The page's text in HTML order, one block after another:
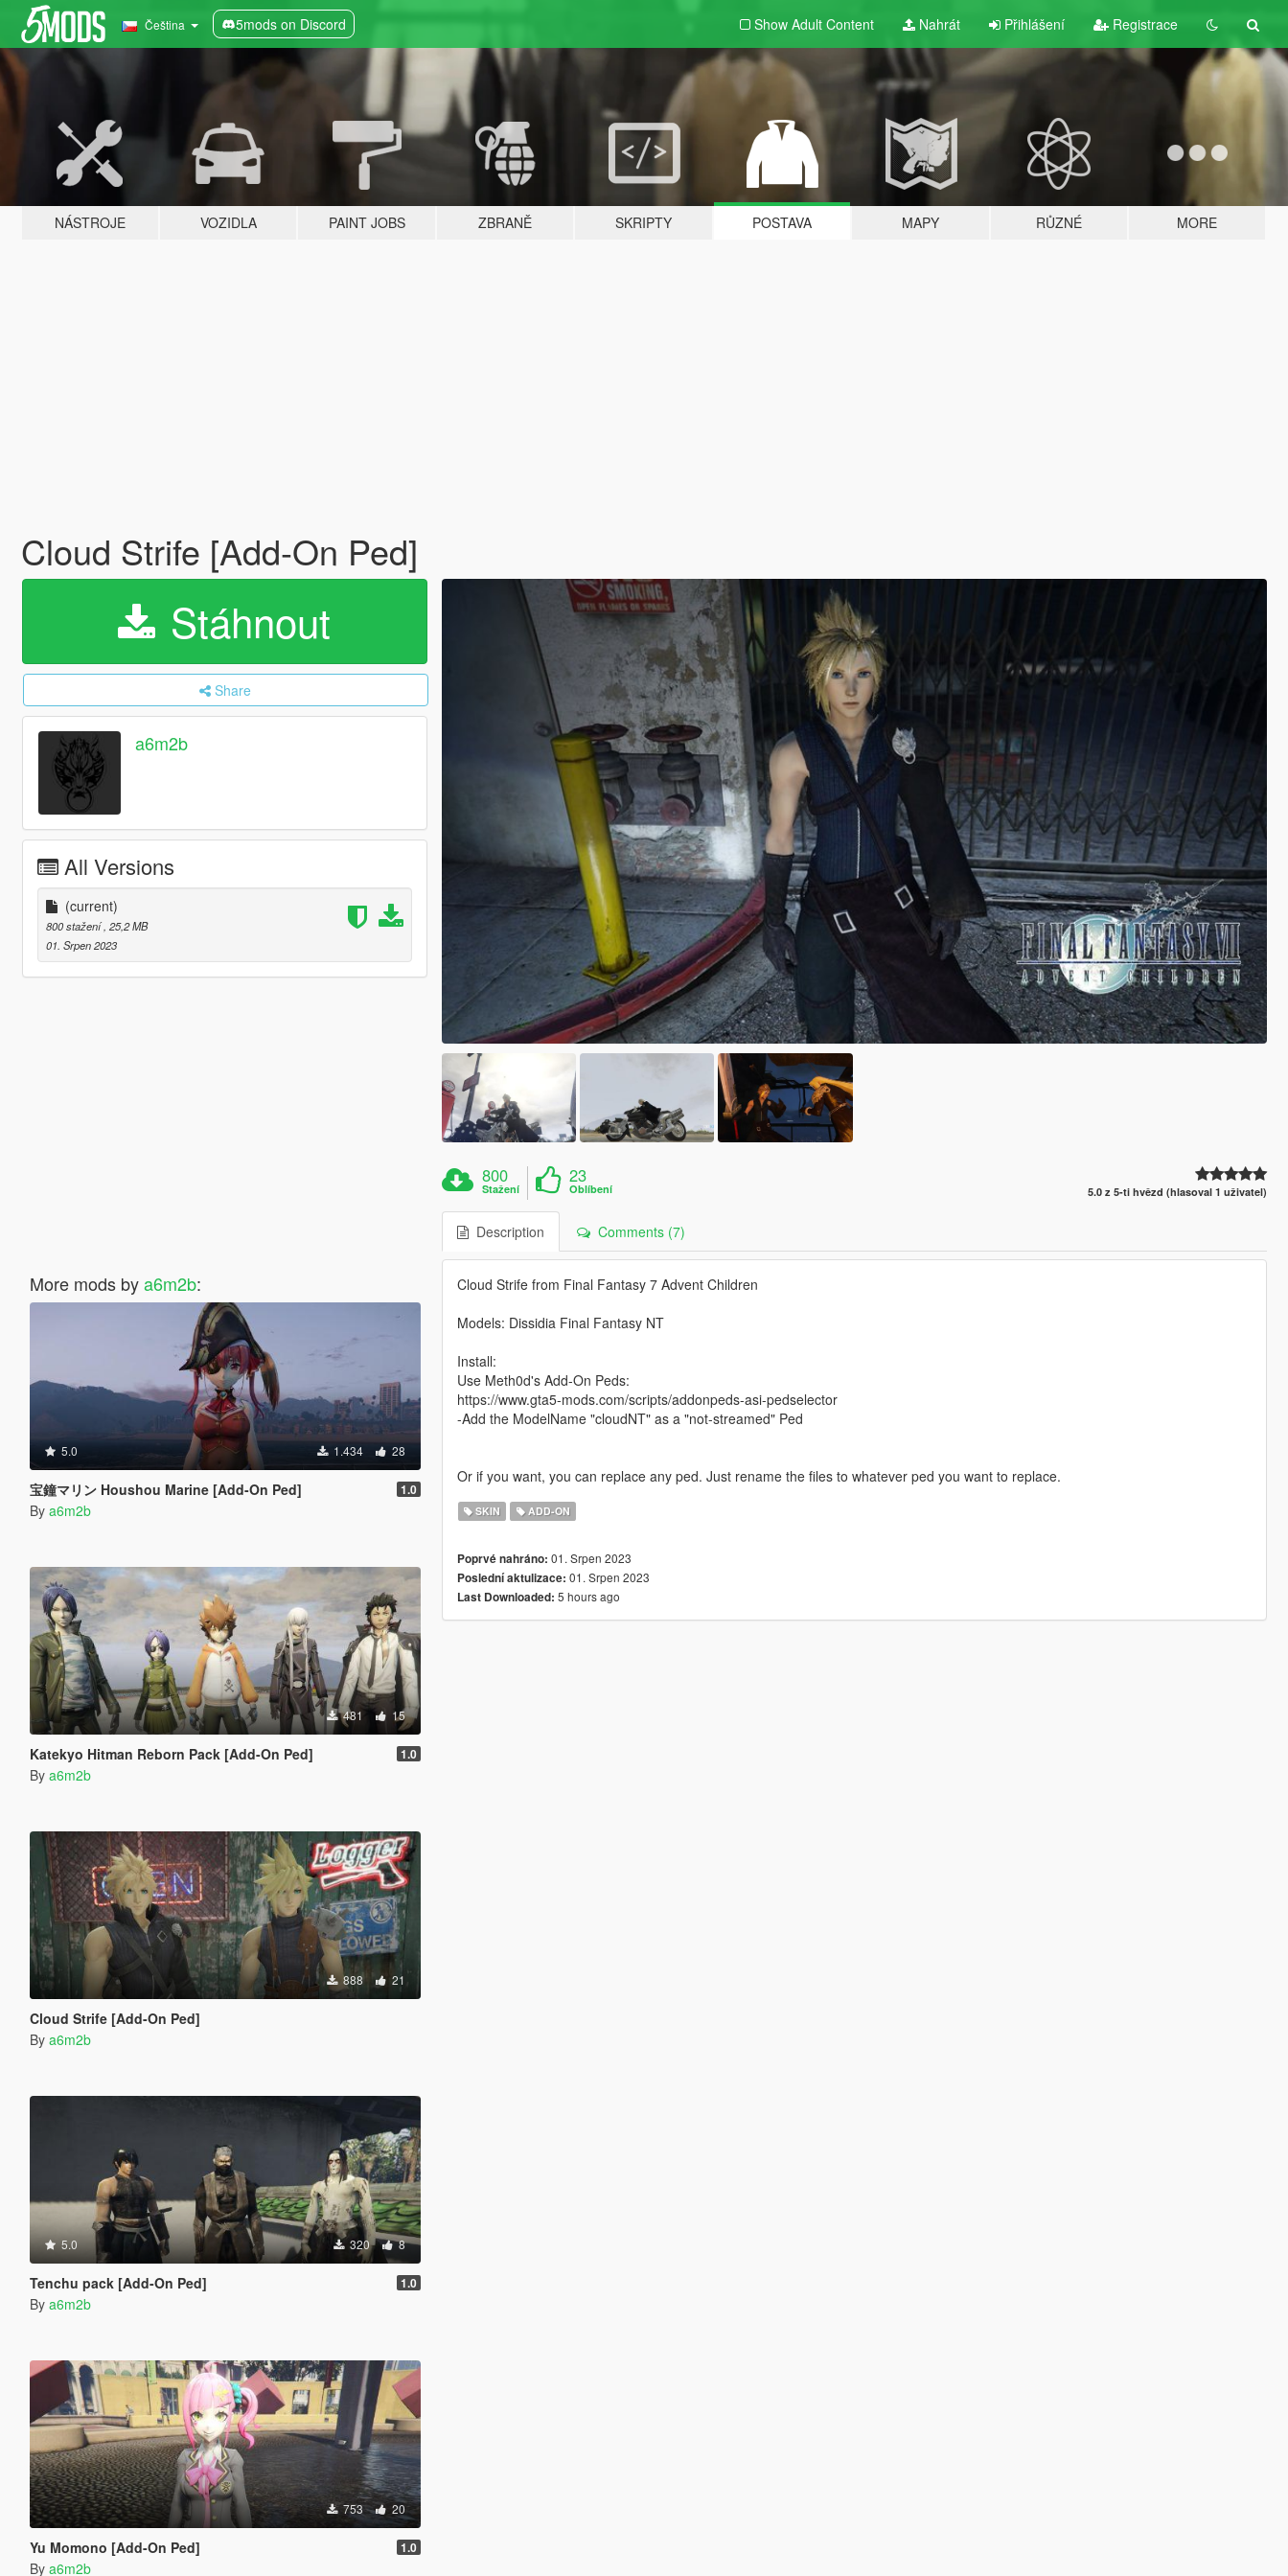
Čeština 5mods on Discord Show Adult Content Nahrát Přihlášení Registrace
NÁSTROJE VOZIDLA PAINT JOBS ZBRANĚ SKRIPTY POSTAVA MAPY RŮZNÉ MORE
Cloud Strife [Add-On Ped]
Stáhnout
Share
a6m2b
All Versions
(current)
800 stažení , 25,2 MB
01. Srpen 2023
More mods bya6m2b:
5.0 1.434 28
宝鐘マリン Houshou Marine [Add-On Ped] 1.0
By a6m2b
481 15
Katekyo Hitman Reborn Pack [Add-On Ped] 1.0
By a6m2b
888 21
Cloud Strife [Add-On Ped]
By a6m2b
5.0 320 8
Tenchu pack [Add-On Ped] 1.0
By a6m2b
753 20
Yu Momono [Add-On Ped] 1.0
By a6m2b
800
Stažení
23
Oblíbení 5.0 z 5-ti hvězd (hlasoval 1 uživatel)
Description Comments (7)
Cloud Strife from Final Fantasy 7 Advent Children
Models: Dissidia Final Fantasy NT
Install:
Use Meth0d's Add-On Peds:
https://www.gta5-mods.com/scripts/addonpeds-asi-pedselector
-Add the ModelName "cloudNT" as a "not-streamed" Ped
Or if you want, you can replace any ped. Just rename the files to whatever ped you want to replace.
SKIN ADD-ON
Poprvé nahráno: 01. Srpen 2023
Poslední aktulizace: 01. Srpen 2023
Last Downloaded: 5 hours ago